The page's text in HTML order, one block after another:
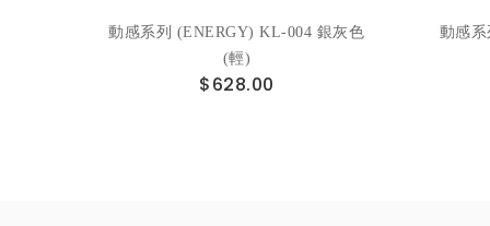
動感系列 (ENERGY) KL-004 銀灰色
(輕)
$628.00
動感